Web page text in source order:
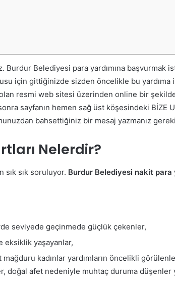
Belediyesi para yardımına başvurmak
için gittiğinizde sizden öncelikle bu
resmi web sitesi üzerinden online bir
sayfanın hemen sağ üst köşesindeki BİZE
bahsettiğiniz bir mesaj yazmanız
Nelerdir?
sık sık soruluyor. Burdur Belediyesi nakit para
seviyede geçinmede güçlük çekenler,
eksiklik yaşayanlar,
kadınlar yardımların öncelikli
doğal afet nedeniyle muhtaç duruma düşenler